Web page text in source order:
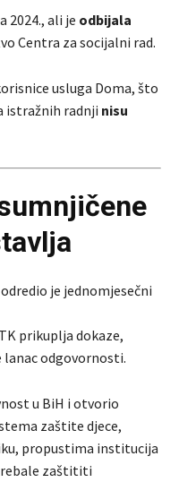
2024., ali je odbijala
Centra za socijalni rad.
usluga Doma, što
istražnih radnji nisu
je jednomjesečni
prikuplja dokaze,
lanac odgovornosti.
u BiH i otvorio
zaštite djece,
propustima institucija
zaštititi